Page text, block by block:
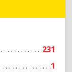
231
1
Подробнее